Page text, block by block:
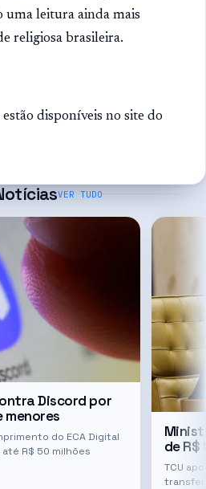
leitura ainda mais
religiosa brasileira.
disponíveis no site do
VER TUDO
Discord por
do ECA Digital
R$ 50 milhões
de R$
TCU